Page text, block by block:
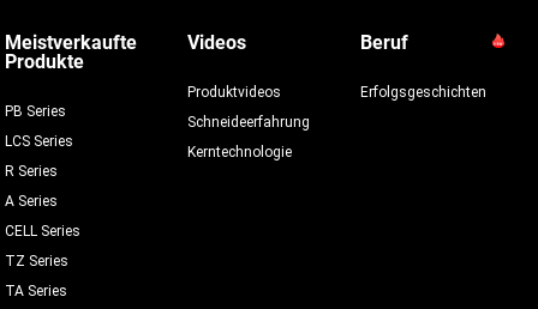
Meistverkaufte
Produkte
PB Series
LCS Series
R Series
A Series
CELL Series
TZ Series
TA Series
Videos
Produktvideos
Schneideerfahrung
Kerntechnologie
Beruf
Erfolgsgeschichten